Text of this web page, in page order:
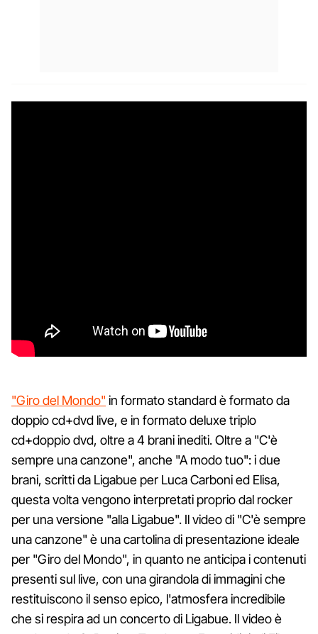
"Giro del Mondo" in formato standard è formato da
doppio cd+dvd live, e in formato deluxe triplo
cd+doppio dvd, oltre a 4 brani inediti. Oltre a "C'è
sempre una canzone", anche "A modo tuo": i due
brani, scritti da Ligabue per Luca Carboni ed Elisa,
questa volta vengono interpretati proprio dal rocker
per una versione "alla Ligabue". Il video di "C'è sempre
una canzone" è una cartolina di presentazione ideale
per "Giro del Mondo", in quanto ne anticipa i contenuti
presenti sul live, con una girandola di immagini che
restituiscono il senso epico, l'atmosfera incredibile
che si respira ad un concerto di Ligabue. Il video è